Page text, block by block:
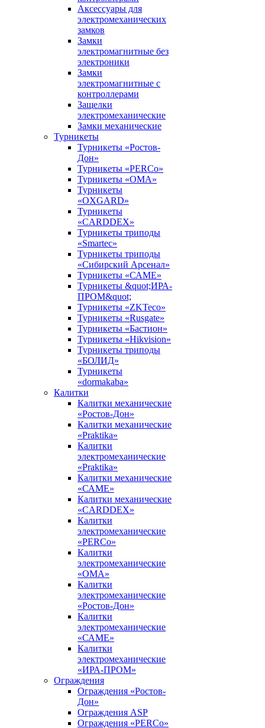
Аксессуары для
электромеханических
замков
Замки
электромагнитные без
электроники
Замки
электромагнитные с
контроллерами
Защелки
электромеханические
Замки механические
Турникеты
Турникеты «Ростов-
Дон»
Турникеты «PERCo»
Турникеты «ОМА»
Турникеты
«OXGARD»
Турникеты
«CARDDEX»
Турникеты триподы
«Smartec»
Турникеты триподы
«Сибирский Арсенал»
Турникеты «САМЕ»
Турникеты &quot;ИРА-
ПРОМ&quot;
Турникеты «ZKTeco»
Турникеты «Rusgate»
Турникеты «Бастион»
Турникеты «Hikvision»
Турникеты триподы
«БОЛИД»
Турникеты
«dormakaba»
Калитки
Калитки механические
«Ростов-Дон»
Калитки механические
«Praktika»
Калитки
электромеханические
«Praktika»
Калитки механические
«САМЕ»
Калитки механические
«CARDDEX»
Калитки
электромеханические
«PERCo»
Калитки
электромеханические
«ОМА»
Калитки
электромеханические
«Ростов-Дон»
Калитки
электромеханические
«САМЕ»
Калитки
электромеханические
«ИРА-ПРОМ»
Ограждения
Ограждения «Ростов-
Дон»
Ограждения ASP
Ограждения «PERCo»